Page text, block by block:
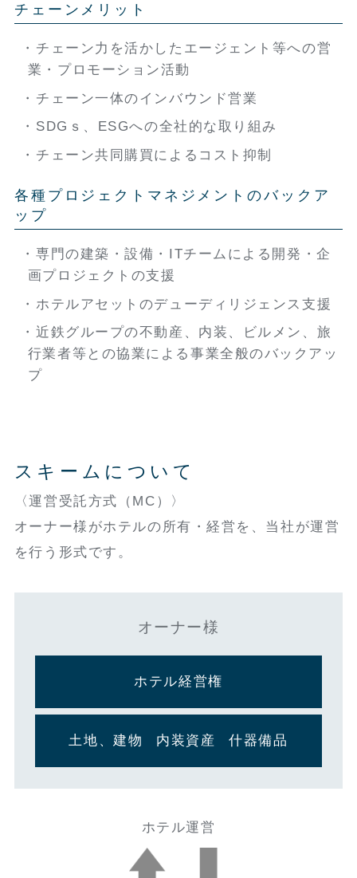
チェーンメリット
チェーン力を活かしたエージェント等への営
業・プロモーション活動
チェーン一体のインバウンド営業
SDGｓ、ESGへの全社的な取り組み
チェーン共同購買によるコスト抑制
各種プロジェクトマネジメントのバックア
ップ
専門の建築・設備・ITチームによる開発・企
画プロジェクトの支援
ホテルアセットのデューディリジェンス支援
近鉄グループの不動産、内装、ビルメン、旅
行業者等との協業による事業全般のバックアッ
プ
スキームについて
〈運営受託方式（MC）〉
オーナー様がホテルの所有・経営を、当社が運営
を行う形式です。
オーナー様
ホテル経営権
土地、建物 内装資産 什器備品
ホテル運営